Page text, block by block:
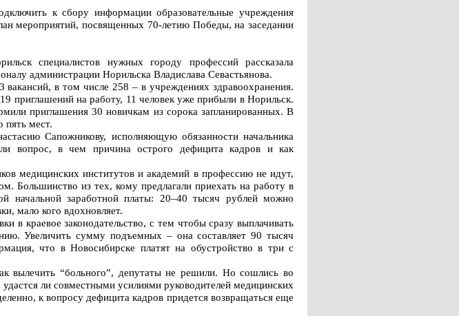
к сбору информации образовательные учреждения
мероприятий, посвященных 70-летию Победы, на заседании
специалистов нужных городу профессий рассказала
администрации Норильска Владислава Севастьянова.
в том числе 258 – в учреждениях здравоохранения.
приглашений на работу, 11 человек уже прибыли в Норильск.
приглашения 30 новичкам из сорока запланированных. В
пять мест.
Сапожникову, исполняющую обязанности начальника
вопрос, в чем причина острого дефицита кадров и как
медицинских институтов и академий в профессию не идут,
Большинство из тех, кому предлагали приехать на работу в
начальной заработной платы: 20–40 тысяч рублей можно
мало кого вдохновляет.
в краевое законодательство, с тем чтобы сразу выплачивать
Увеличить сумму подъемных – она составляет 90 тысяч
что в Новосибирске платят на обустройство в три с
вылечить “больного”, депутаты не решили. Но сошлись во
ли совместными усилиями руководителей медицинских
к вопросу дефицита кадров придется возвращаться еще